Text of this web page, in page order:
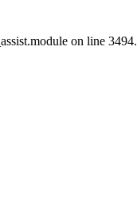
on line 3494.